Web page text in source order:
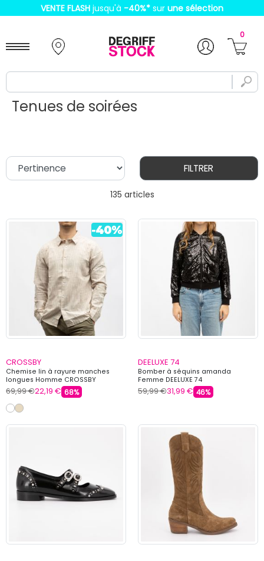
VENTE FLASH jusqu'à -40%* sur une sélection
0
Tenues de soirées
135 articles
FILTRER
CROSSBY
Chemise lin à rayure manches
longues Homme CROSSBY
69,99 €22,19 € 68%
DEELUXE 74
Bomber à séquins amanda
Femme DEELUXE 74
59,99 €31,99 € 46%